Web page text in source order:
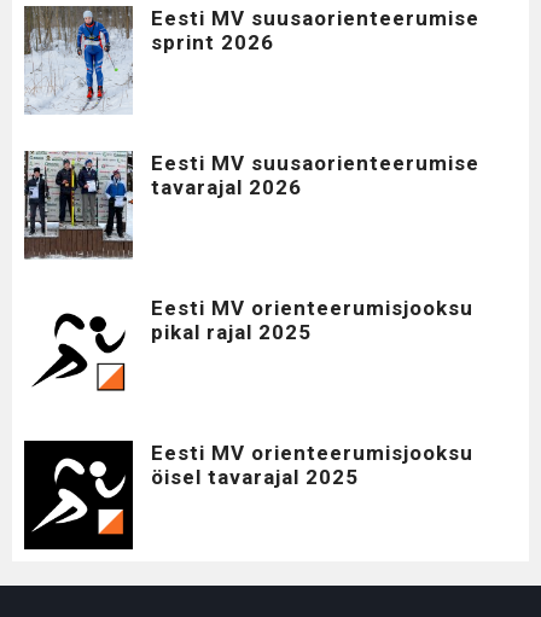
Eesti MV suusaorienteerumise
sprint 2026
Eesti MV suusaorienteerumise
tavarajal 2026
Eesti MV orienteerumisjooksu
pikal rajal 2025
Eesti MV orienteerumisjooksu
öisel tavarajal 2025